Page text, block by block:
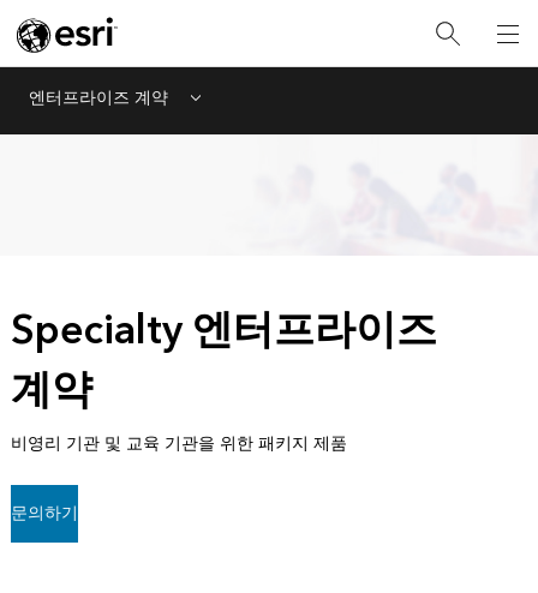
엔터프라이즈 계약 Menu
Specialty 엔터프라이즈
계약
비영리 기관 및 교육 기관을 위한 패키지 제품
문의하기